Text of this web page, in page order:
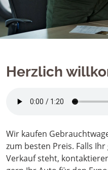
Herzlich
Wir kaufen
zum besten Preis. Falls
Verkauf steht,